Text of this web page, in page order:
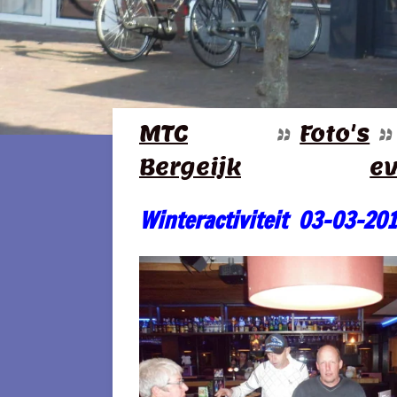
MTC
Bergeijk
» Foto's »
Winteractiviteit 03-03-